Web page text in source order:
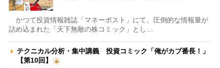
かつて投資情報雑誌「マネーポスト」にて、圧倒的な情報量が
詰め込まれた「天下無敵の株コミック」とし…
テクニカル分析・集中講義 投資コミック「俺がカブ番長！」
【第10回】